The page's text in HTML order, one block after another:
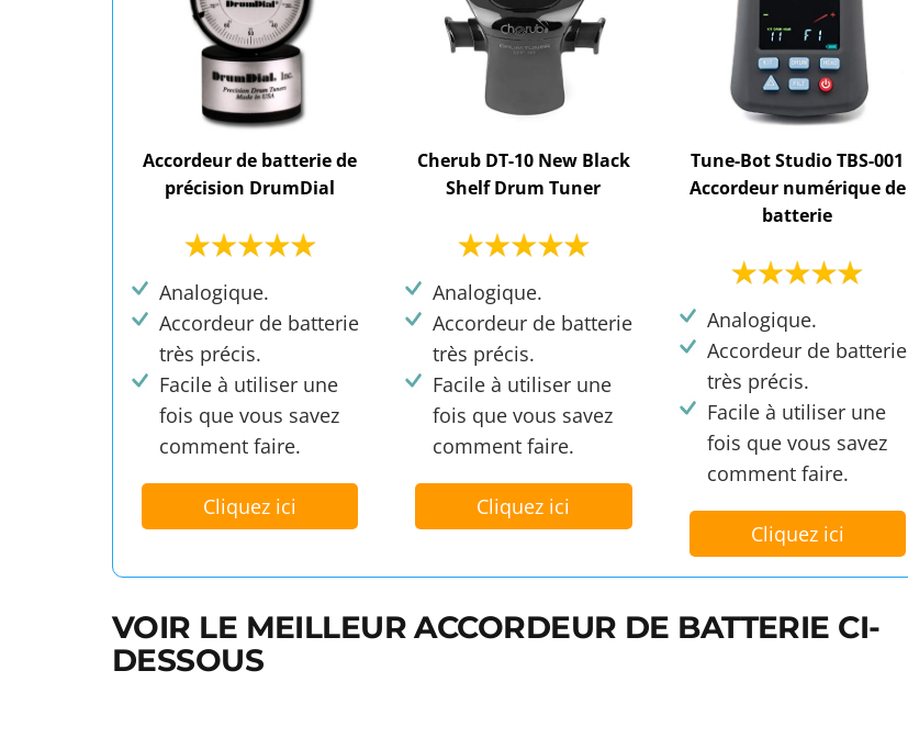
Accordeur de batterie de
précision DrumDial
Analogique.
Accordeur de batterie
très précis.
Facile à utiliser une
fois que vous savez
comment faire.
Cliquez ici
Cherub DT-10 New Black
Shelf Drum Tuner
Analogique.
Accordeur de batterie
très précis.
Facile à utiliser une
fois que vous savez
comment faire.
Cliquez ici
Tune-Bot Studio TBS-001
Accordeur numérique de
batterie
Analogique.
Accordeur de batterie
très précis.
Facile à utiliser une
fois que vous savez
comment faire.
Cliquez ici
VOIR LE MEILLEUR ACCORDEUR DE BATTERIE CI-
DESSOUS